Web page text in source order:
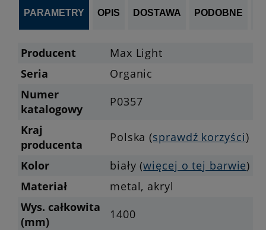
PARAMETRY OPIS DOSTAWA PODOBNE
Producent
Max Light
Seria
Organic
Numer
katalogowy
P0357
Kraj
producenta
Polska (sprawdź korzyści)
Kolor
biały (więcej o tej barwie)
Materiał
metal, akryl
Wys. całkowita
(mm)
1400